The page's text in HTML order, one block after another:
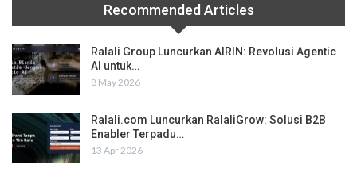
Recommended Articles
Ralali Group Luncurkan AIRIN: Revolusi Agentic
AI untuk…
8 May 2026
Ralali.com Luncurkan RalaliGrow: Solusi B2B
Enabler Terpadu…
13 Apr 2026